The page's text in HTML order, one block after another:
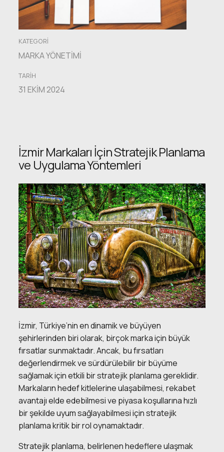
KATEGORI
MARKA YÖNETIMI
TARIH
31 EKIM 2024
İzmir Markaları İçin Stratejik Planlama
ve Uygulama Yöntemleri
İzmir, Türkiye’nin en dinamik ve büyüyen
şehirlerinden biri olarak, birçok marka için büyük
fırsatlar sunmaktadır. Ancak, bu fırsatları
değerlendirmek ve sürdürülebilir bir büyüme
sağlamak için etkili bir stratejik planlama gereklidir.
Markaların hedef kitlelerine ulaşabilmesi, rekabet
avantajı elde edebilmesi ve piyasa koşullarına hızlı
bir şekilde uyum sağlayabilmesi için stratejik
planlama kritik bir rol oynamaktadır.
Stratejik planlama, belirlenen hedeflere ulaşmak